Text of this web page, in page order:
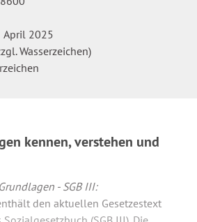
April 2025
Wasserzeichen)
kennen, verstehen und
Grundlagen - SGB III:
den aktuellen Gesetzestext